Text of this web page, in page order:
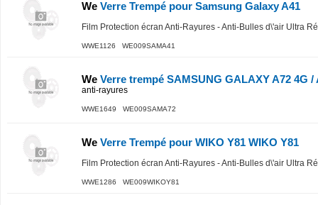
We Verre Trempé pour Samsung Galaxy A41
Film Protection écran Anti-Rayures - Anti-Bulles d\'air Ultra
WWE1126 WE009SAMA41
We Verre trempé SAMSUNG GALAXY A72 4G /
anti-rayures
WWE1649 WE009SAMA72
We Verre Trempé pour WIKO Y81 WIKO Y81
Film Protection écran Anti-Rayures - Anti-Bulles d\'air Ultra
WWE1286 WE009WIKOY81